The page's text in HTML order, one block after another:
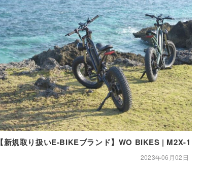
【新規取り扱いE-BIKEブランド】WO BIKES | M2X-1
2023年06月02日